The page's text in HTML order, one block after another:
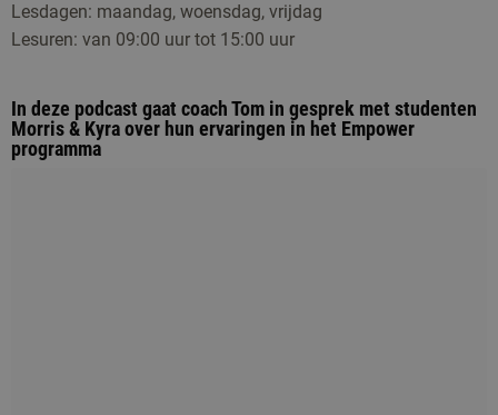
Lesdagen: maandag, woensdag, vrijdag
Lesuren: van 09:00 uur tot 15:00 uur
In deze podcast gaat coach Tom in gesprek met studenten
Morris & Kyra over hun ervaringen in het Empower
programma